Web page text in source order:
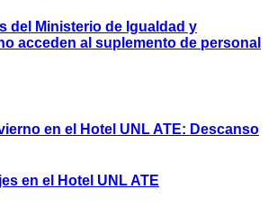
del Ministerio de Igualdad y
acceden al suplemento de personal
en el Hotel UNL ATE: Descanso
en el Hotel UNL ATE